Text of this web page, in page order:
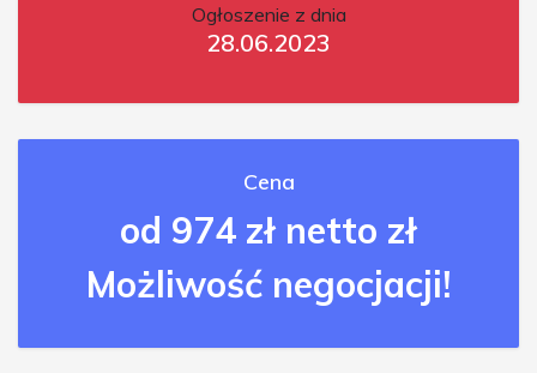
Ogłoszenie z dnia
28.06.2023
Cena
od 974 zł netto zł
Możliwość negocjacji!